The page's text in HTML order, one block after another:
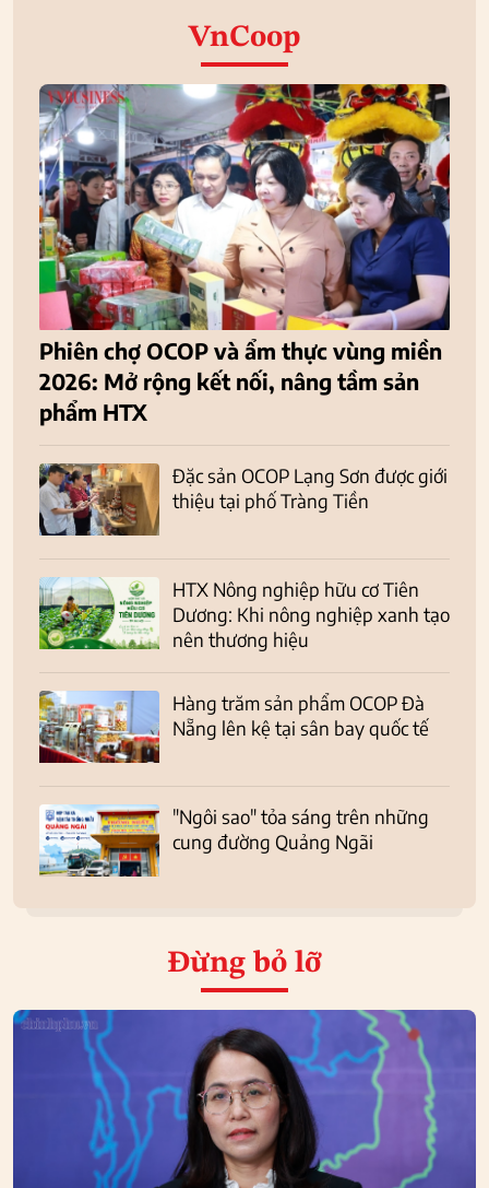
VnCoop
Phiên chợ OCOP và ẩm thực vùng miền
2026: Mở rộng kết nối, nâng tầm sản
phẩm HTX
Đặc sản OCOP Lạng Sơn được giới
thiệu tại phố Tràng Tiền
HTX Nông nghiệp hữu cơ Tiên
Dương: Khi nông nghiệp xanh tạo
nên thương hiệu
Hàng trăm sản phẩm OCOP Đà
Nẵng lên kệ tại sân bay quốc tế
"Ngôi sao" tỏa sáng trên những
cung đường Quảng Ngãi
Đừng bỏ lỡ